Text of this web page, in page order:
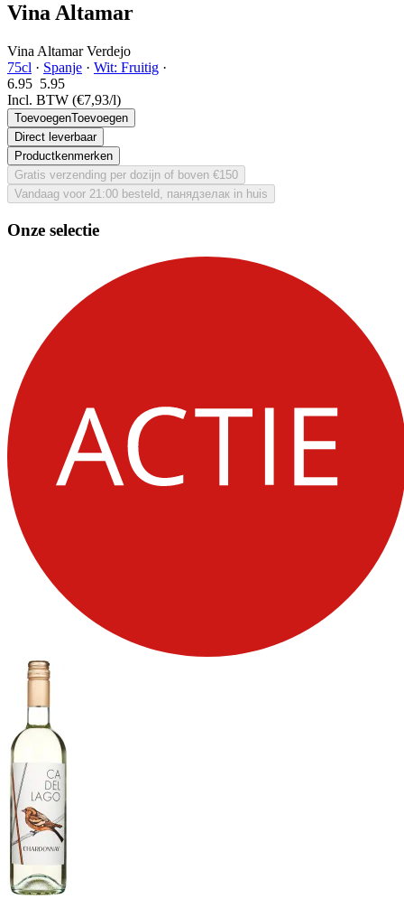
Vina Altamar
Vina Altamar Verdejo
75cl · Spanje · Wit: Fruitig ·
6.95 5.95
Incl. BTW (€7,93/l)
ToevoegenToevoegen
Direct leverbaar
Productkenmerken
Gratis verzending per dozijn of boven €150
Vandaag voor 21:00 besteld, панядзелак in huis
Onze selectie